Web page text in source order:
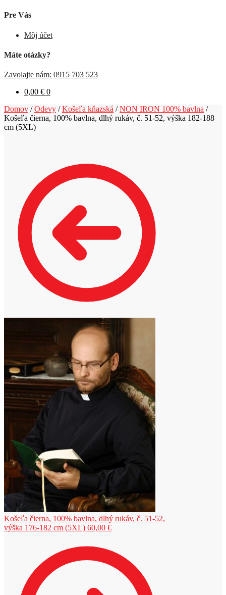
Pre Vás
Môj účet
Máte otázky?
Zavolajte nám: 0915 703 523
0,00 € 0
Domov /Odevy /Košeľa kňazská /NON IRON 100% bavlna /
Košeľa čierna, 100% bavlna, dlhý rukáv, č. 51-52, výška 182-188
cm (5XL)
Košeľa čierna, 100% bavlna, dlhý rukáv, č. 51-52,
výška 176-182 cm (5XL) 60,00 €